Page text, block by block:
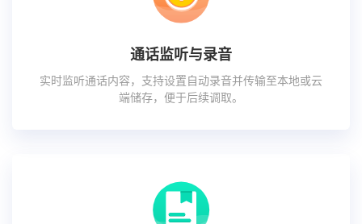
通话监听与录音
实时监听通话内容，支持设置自动录音并传输至本地或云
端储存，便于后续调取。